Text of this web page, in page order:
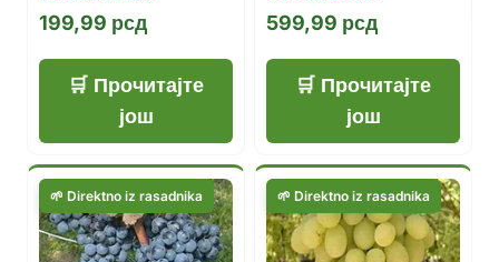
199,99 рсд
Прочитајте
још
599,99 рсд
Прочитајте
још